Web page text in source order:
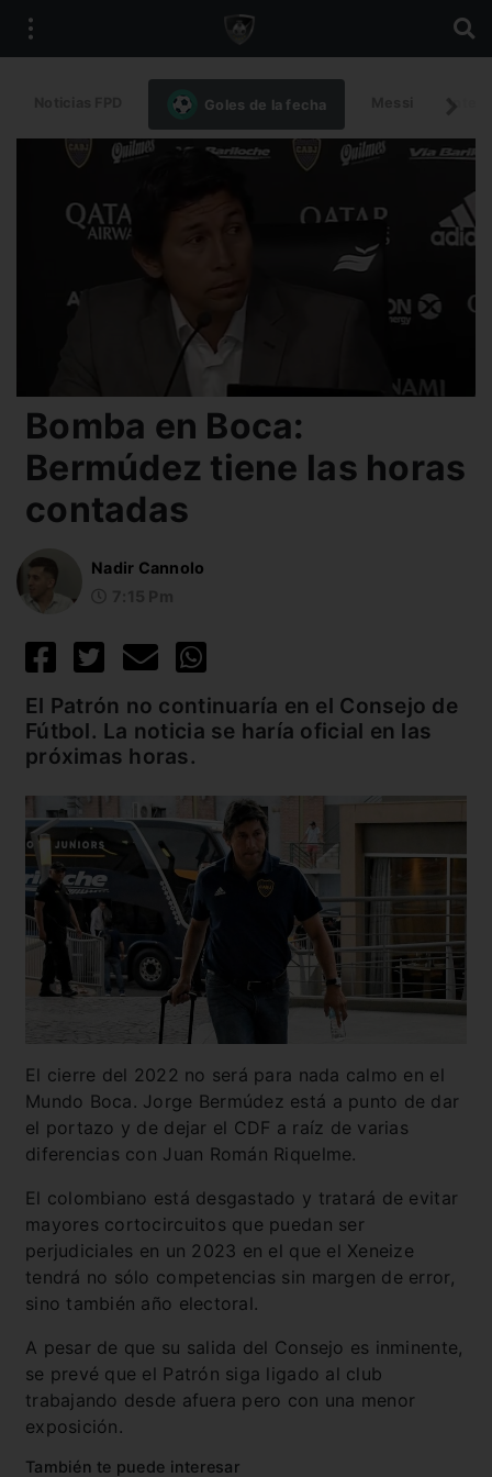
Goles de la fecha
Bomba en Boca:
Bermúdez tiene las horas
contadas
Nadir Cannolo
El Patrón no continuaría en el Consejo de
Fútbol. La noticia se haría oficial en las
próximas horas.
El cierre del 2022 no será para nada calmo en el
Mundo Boca. Jorge Bermúdez está a punto de dar
el portazo y de dejar el CDF a raíz de varias
diferencias con Juan Román Riquelme.
El colombiano está desgastado y tratará de evitar
mayores cortocircuitos que puedan ser
perjudiciales en un 2023 en el que el Xeneize
tendrá no sólo competencias sin margen de error,
sino también año electoral.
A pesar de que su salida del Consejo es inminente,
se prevé que el Patrón siga ligado al club
trabajando desde afuera pero con una menor
exposición.
También te puede interesar